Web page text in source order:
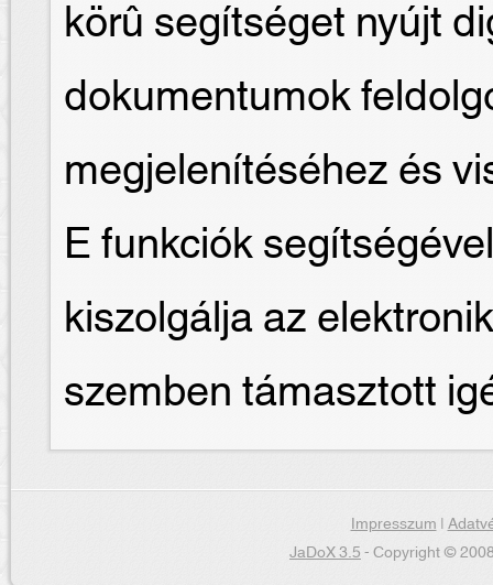
körû segítséget nyújt
dokumentumok
megjelenítéséhez és
E funkciók
kiszolgálja az
szemben támasztott
Impresszum|
JaDoX 3.5- Copyright ©